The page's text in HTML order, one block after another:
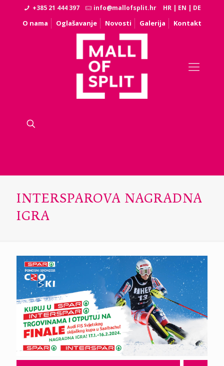
+385 21 444 397 info@mallofsplit.hr HR | EN | DE
O nama Oglašavanje Novosti Galerija Kontakt
INTERSPAROVA NAGRADNA
IGRA